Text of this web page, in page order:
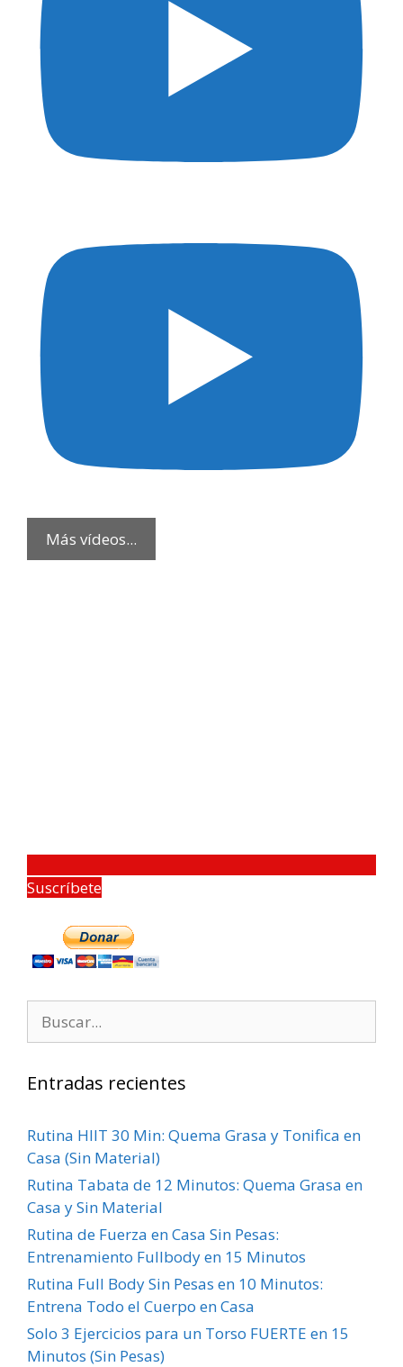
Más vídeos...
Suscríbete
Entradas recientes
Rutina HIIT 30 Min: Quema Grasa y Tonifica en
Casa (Sin Material)
Rutina Tabata de 12 Minutos: Quema Grasa en
Casa y Sin Material
Rutina de Fuerza en Casa Sin Pesas:
Entrenamiento Fullbody en 15 Minutos
Rutina Full Body Sin Pesas en 10 Minutos:
Entrena Todo el Cuerpo en Casa
Solo 3 Ejercicios para un Torso FUERTE en 15
Minutos (Sin Pesas)